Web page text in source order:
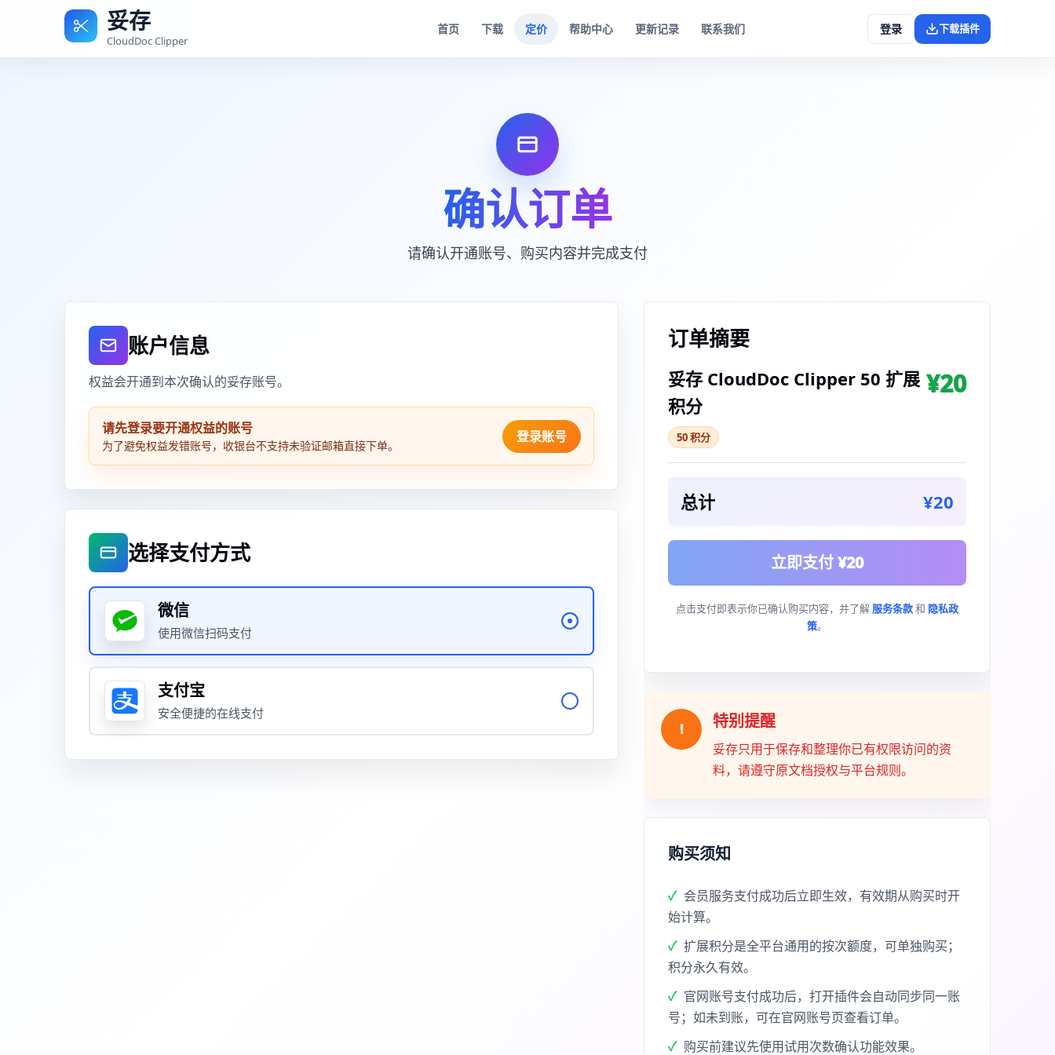
妥存
CloudDoc Clipper
首页 下载 定价 帮助中心 更新记录 联系我们 登录 下载插件
确认订单
请确认开通账号、购买内容并完成支付
账户信息
权益会开通到本次确认的妥存账号。
请先登录要开通权益的账号
为了避免权益发错账号，收银台不支持未验证邮箱直接下单。
登录账号
选择支付方式
微信
使用微信扫码支付
支付宝
安全便捷的在线支付
订单摘要
妥存 CloudDoc Clipper 50 扩展
积分
50 积分
¥20
总计 ¥20
立即支付 ¥20
点击支付即表示你已确认购买内容，并了解 服务条款和 隐私政
策。
! 特别提醒
妥存只用于保存和整理你已有权限访问的资
料，请遵守原文档授权与平台规则。
购买须知
会员服务支付成功后立即生效，有效期从购买时开
始计算。
扩展积分是全平台通用的按次额度，可单独购买；
积分永久有效。
官网账号支付成功后，打开插件会自动同步同一账
号；如未到账，可在官网账号页查看订单。
购买前建议先使用试用次数确认功能效果。